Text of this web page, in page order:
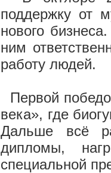
поддержку от
нового
ним
работу людей.
Первой
века», где
Дальше всё
дипломы,
специальной